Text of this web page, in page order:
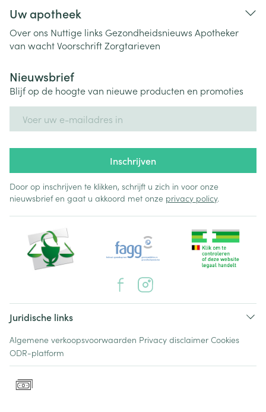
Uw apotheek
Over ons Nuttige links Gezondheidsnieuws Apotheker
van wachtVoorschriftZorgtarieven
Nieuwsbrief
Blijf op de hoogte van nieuwe producten en promoties
Inschrijven
Door op inschrijven te klikken, schrijft u zich in voor onze
nieuwsbrief en gaat u akkoord met onze privacy policy.
Juridische links
Algemene verkoopsvoorwaarden Privacy disclaimer Cookies
ODR-platform